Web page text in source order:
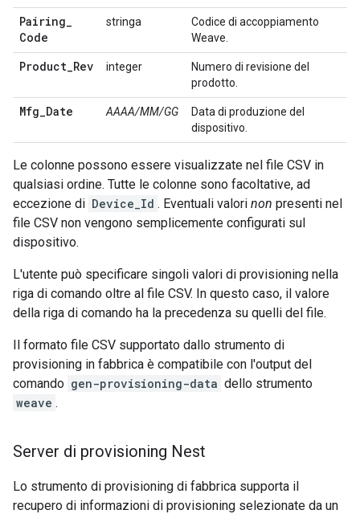
Pairing_
Code
stringa
Codice di accoppiamento
Weave.
Product_Rev integer
Numero di revisione del
prodotto.
Mfg_Date AAAA/MM/GG
Data di produzione del
dispositivo.
Le colonne possono essere visualizzate nel file CSV in
qualsiasi ordine. Tutte le colonne sono facoltative, ad
eccezione di Device_Id . Eventuali valori non presenti nel
file CSV non vengono semplicemente configurati sul
dispositivo.
L'utente può specificare singoli valori di provisioning nella
riga di comando oltre al file CSV. In questo caso, il valore
della riga di comando ha la precedenza su quelli del file.
Il formato file CSV supportato dallo strumento di
provisioning in fabbrica è compatibile con l'output del
comando gen-provisioning-data dello strumento
weave .
Server di provisioning Nest
Lo strumento di provisioning di fabbrica supporta il
recupero di informazioni di provisioning selezionate da un